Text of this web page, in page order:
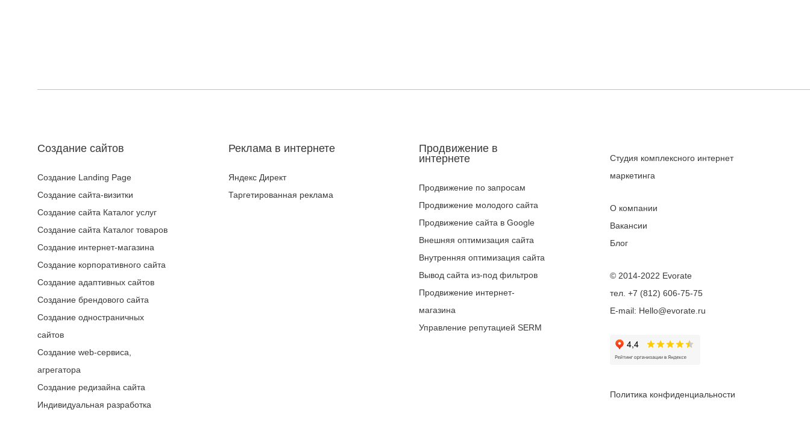
Создание сайтов
Создание Landing Page
Создание сайта-визитки
Создание сайта Каталог услуг
Создание сайта Каталог товаров
Создание интернет-магазина
Создание корпоративного сайта
Создание адаптивных сайтов
Создание брендового сайта
Создание одностраничных
сайтов
Создание web-сервиса,
агрегатора
Создание редизайна сайта
Индивидуальная разработка
Реклама в интернете
Яндекс Директ
Таргетированная реклама
Продвижение в
интернете
Продвижение по запросам
Продвижение молодого сайта
Продвижение сайта в Google
Внешняя оптимизация сайта
Внутренняя оптимизация сайта
Вывод сайта из-под фильтров
Продвижение интернет-
магазина
Управление репутацией SERM
Студия комплексного интернет
маркетинга
О компании
Вакансии
Блог
© 2014-2022 Evorate
тел. +7 (812) 606-75-75
E-mail: Hello@evorate.ru
Политика конфиденциальности